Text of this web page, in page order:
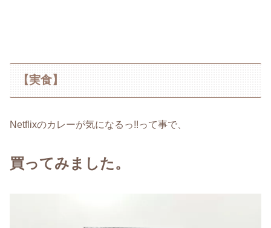
【実食】
Netflixのカレーが気になるっ!!って事で、
買ってみました。